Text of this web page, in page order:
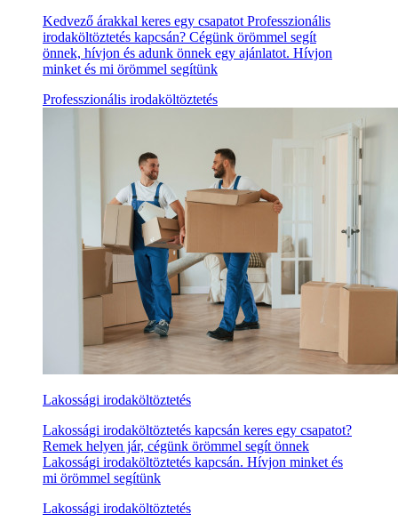
Kedvező árakkal keres egy csapatot Professzionális
irodaköltöztetés kapcsán? Cégünk örömmel segít
önnek, hívjon és adunk önnek egy ajánlatot. Hívjon
minket és mi örömmel segítünk
Professzionális irodaköltöztetés
Lakossági irodaköltöztetés
Lakossági irodaköltöztetés kapcsán keres egy csapatot?
Remek helyen jár, cégünk örömmel segít önnek
Lakossági irodaköltöztetés kapcsán. Hívjon minket és
mi örömmel segítünk
Lakossági irodaköltöztetés